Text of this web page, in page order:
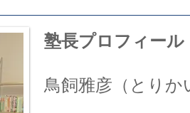
塾長プロフィール
鳥飼雅彦（とりか